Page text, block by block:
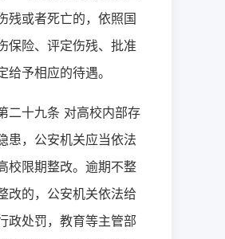
残或者死亡的，依照国
保险、评定伤残、批准
给予相应的待遇。
十九条 对高校内部存
患，公安机关应当依法
校限期整改。逾期不整
改的，公安机关依法给
政处罚，教育等主管部